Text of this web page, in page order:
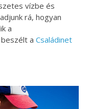
vízbe és
rá, hogyan
a
beszélt aCsaládinet